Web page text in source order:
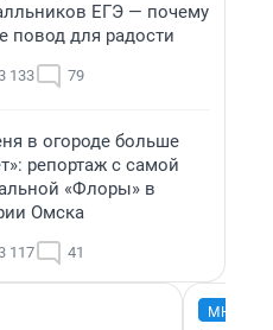
ЕГЭ — почему
повод для радости
133 79
в огороде больше
репортаж с самой
«Флоры» в
Омска
117 41